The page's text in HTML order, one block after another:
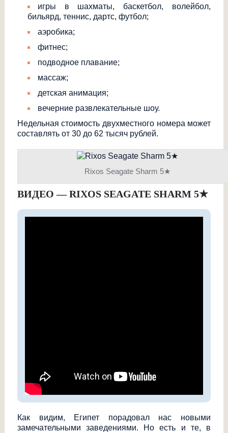
игры в шахматы, баскетбол, волейбол,
бильярд, теннис, дартс, футбол;
аэробика;
фитнес;
подводное плавание;
массаж;
детская анимация;
вечерние развлекательные шоу.
Недельная стоимость двухместного номера может
составлять от 30 до 62 тысяч рублей.
Rixos Seagate Sharm 5★
ВИДЕО — RIXOS SEAGATE SHARM 5★
Как видим, Египет порадовал нас новыми
замечательными заведениями. Но есть и те, в